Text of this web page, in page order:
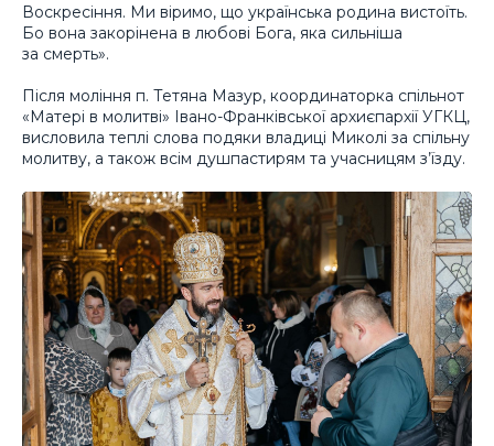
Воскресіння. Ми віримо, що українська родина вистоїть.
Бо вона закорінена в любові Бога, яка сильніша
за смерть».
Після моління п. Тетяна Мазур, координаторка спільнот
«Матері в молитві» Івано-Франківської архиєпархії УГКЦ,
висловила теплі слова подяки владиці Миколі за спільну
молитву, а також всім душпастирям та учасницям з’їзду.